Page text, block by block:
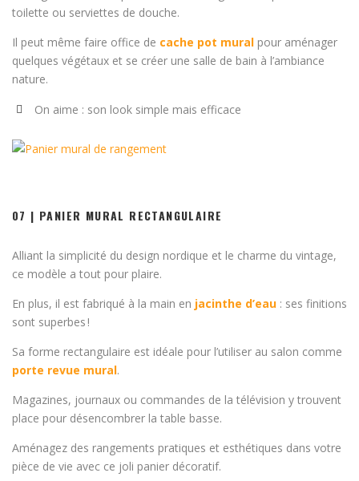
toilette ou serviettes de douche.
Il peut même faire office de cache pot mural pour aménager
quelques végétaux et se créer une salle de bain à l’ambiance
nature.
On aime : son look simple mais efficace
07 | PANIER MURAL RECTANGULAIRE
Alliant la simplicité du design nordique et le charme du vintage,
ce modèle a tout pour plaire.
En plus, il est fabriqué à la main en jacinthe d’eau : ses finitions
sont superbes !
Sa forme rectangulaire est idéale pour l’utiliser au salon comme
porte revue mural.
Magazines, journaux ou commandes de la télévision y trouvent
place pour désencombrer la table basse.
Aménagez des rangements pratiques et esthétiques dans votre
pièce de vie avec ce joli panier décoratif.